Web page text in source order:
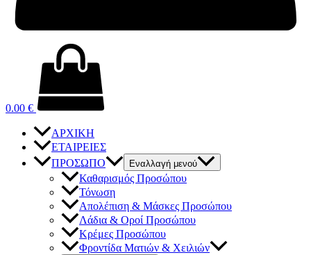
0.00 €
ΑΡΧΙΚΗ
ΕΤΑΙΡΕΙΕΣ
ΠΡΟΣΩΠΟ
Εναλλαγή μενού
Καθαρισμός Προσώπου
Τόνωση
Απολέπιση & Μάσκες Προσώπου
Λάδια & Οροί Προσώπου
Κρέμες Προσώπου
Φροντίδα Ματιών & Χειλιών